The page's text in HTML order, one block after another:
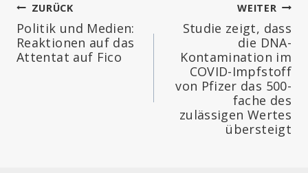
Beitragsnavigation
ZURÜCK
Politik und Medien:
Reaktionen auf das
Attentat auf Fico
WEITER
Studie zeigt, dass
die DNA-
Kontamination im
COVID-Impfstoff
von Pfizer das 500-
fache des
zulässigen Wertes
übersteigt